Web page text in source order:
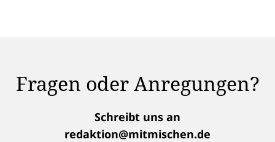
Fragen oder Anregungen?
Schreibt uns an
redaktion@mitmischen.de